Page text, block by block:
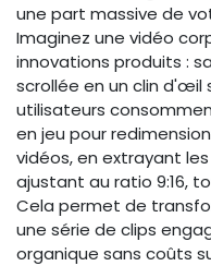
une part massive de
Imaginez une vidéo
innovations produits :
scrollée en un clin d'œil
utilisateurs
en jeu pour
vidéos, en extrayant
ajustant au ratio 9:16,
Cela permet de
une série de clips
organique sans coûts